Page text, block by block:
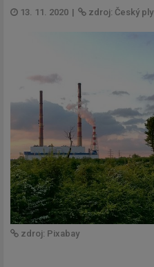
13. 11. 2020 | zdroj: Český
zdroj: Pixabay